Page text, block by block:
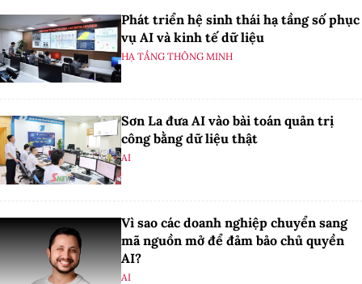
Phát triển hệ sinh thái hạ tầng số phục
vụ AI và kinh tế dữ liệu
HẠ TẦNG THÔNG MINH
Sơn La đưa AI vào bài toán quản trị
công bằng dữ liệu thật
AI
Vì sao các doanh nghiệp chuyển sang
mã nguồn mở để đảm bảo chủ quyền
AI?
AI